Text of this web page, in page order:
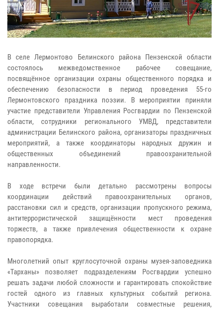
В селе Лермонтово Белинского района Пензенской области
состоялось межведомственное рабочее совещание,
посвящённое организации охраны общественного порядка и
обеспечению безопасности в период проведения 55-го
Лермонтовского праздника поэзии. В мероприятии приняли
участие представители Управления Росгвардии по Пензенской
области, сотрудники регионального УМВД, представители
администрации Белинского района, организаторы праздничных
мероприятий, а также координаторы народных дружин и
общественных объединений правоохранительной
направленности.
В ходе встречи были детально рассмотрены вопросы
координации действий правоохранительных органов,
расстановки сил и средств, организации пропускного режима,
антитеррористической защищённости мест проведения
торжеств, а также привлечения общественности к охране
правопорядка.
Многолетний опыт круглосуточной охраны музея-заповедника
«Тарханы» позволяет подразделениям Росгвардии успешно
решать задачи любой сложности и гарантировать спокойствие
гостей одного из главных культурных событий региона.
Участники совещания выработали совместные решения,